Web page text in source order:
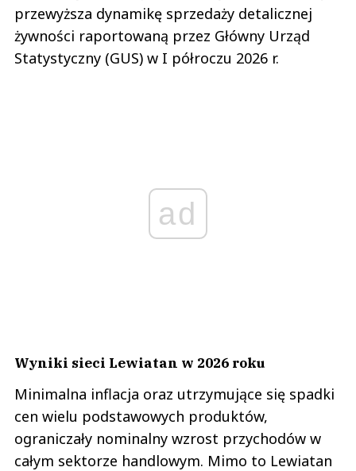
przewyższa dynamikę sprzedaży detalicznej
żywności raportowaną przez Główny Urząd
Statystyczny (GUS) w I półroczu 2026 r.
ad
Wyniki sieci Lewiatan w 2026 roku
Minimalna inflacja oraz utrzymujące się spadki
cen wielu podstawowych produktów,
ograniczały nominalny wzrost przychodów w
całym sektorze handlowym. Mimo to Lewiatan